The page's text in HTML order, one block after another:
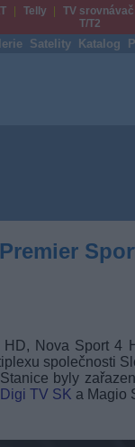
Telly
TV srovnávač
T/T2
Satelity Katalog
HD, Nova Sport 4
společnosti
byly
TV SK a Magio